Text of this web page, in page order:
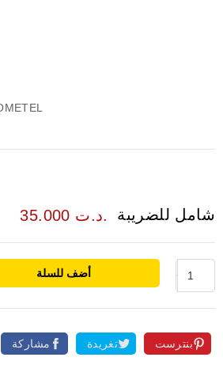
35.000 د.ت. شامل للضريبة
أضف للسلة
مشاركة تغريدة بنترست